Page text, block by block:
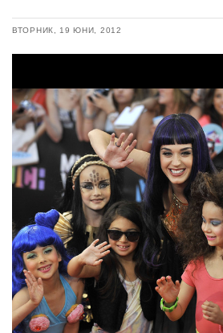
ВТОРНИК, 19 ЮНИ, 2012